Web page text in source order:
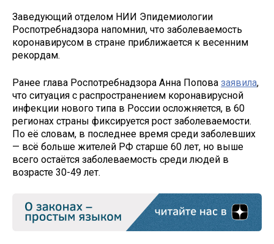
Заведующий отделом НИИ Эпидемиологии
Роспотребнадзора напомнил, что заболеваемость
коронавирусом в стране приближается к весенним
рекордам.
Ранее глава Роспотребнадзора Анна Попова заявила,
что ситуация с распространением коронавирусной
инфекции нового типа в России осложняется, в 60
регионах страны фиксируется рост заболеваемости.
По её словам, в последнее время среди заболевших
— всё больше жителей РФ старше 60 лет, но выше
всего остаётся заболеваемость среди людей в
возрасте 30-49 лет.